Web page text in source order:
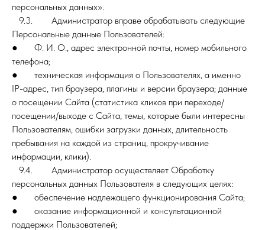
персональных данных».
9.3. Администратор вправе обрабатывать следующие
Персональные данные Пользователей:
● Ф. И. О., адрес электронной почты, номер мобильного
телефона;
● техническая информация о Пользователях, а именно
IP-адрес, тип браузера, плагины и версии браузера; данные
о посещении Сайта (статистика кликов при переходе/
посещении/выходе с Сайта, темы, которые были интересны
Пользователям, ошибки загрузки данных, длительность
пребывания на каждой из страниц, прокручивание
информации, клики).
9.4. Администратор осуществляет Обработку
персональных данных Пользователя в следующих целях:
● обеспечение надлежащего функционирования Сайта;
● оказание информационной и консультационной
поддержки Пользователей;